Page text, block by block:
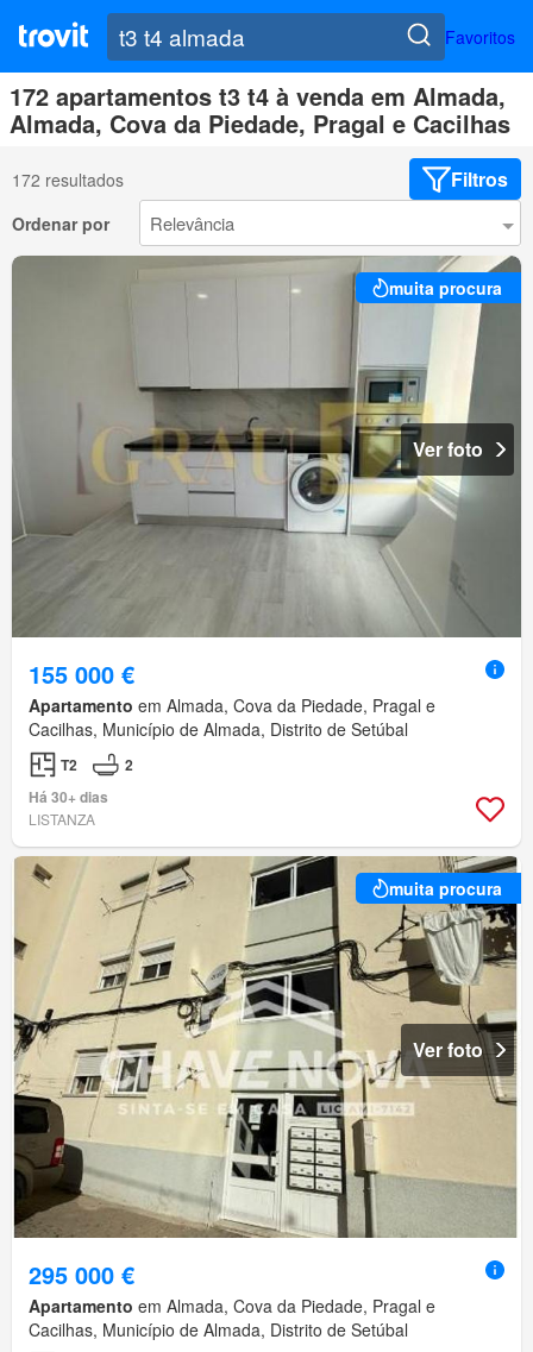
Favoritos
172 apartamentos t3 t4 à venda em Almada,
Almada, Cova da Piedade, Pragal e Cacilhas
172 resultados Filtros
Ordenar por
muita procura
Ver foto
155 000 €
Apartamento em Almada, Cova da Piedade, Pragal e
Cacilhas, Município de Almada, Distrito de Setúbal
T2
2
Há 30+ dias
LISTANZA
muita procura
Ver foto
295 000 €
Apartamento em Almada, Cova da Piedade, Pragal e
Cacilhas, Município de Almada, Distrito de Setúbal